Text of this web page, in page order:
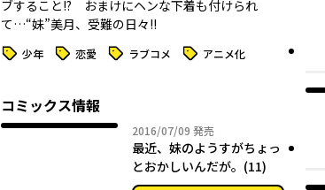
ブすること!? おまけにヘンな下着も付けられ
て…“妹”美月、受難の日々!!
タグ 少年 タグ 恋愛 タグ ラブコメ タグ アニメ化
コミックス情報
2016/07/09 2016年07月09日
発売
最近、妹のようすがちょっ
とおかしいんだが。(11)